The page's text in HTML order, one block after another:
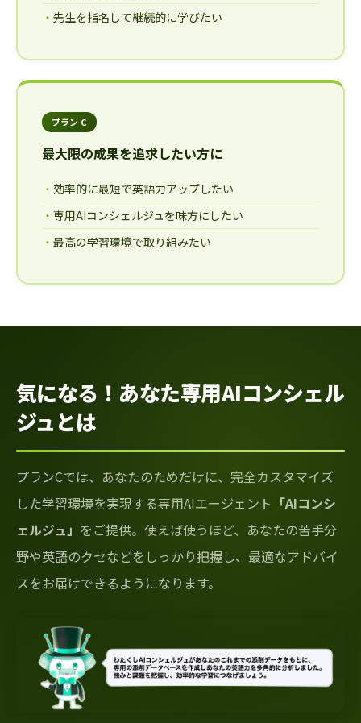
先生を指名して継続的に学びたい
プラン C
最大限の成果を追求したい方に
効率的に最短で英語力アップしたい
専用AIコンシェルジュを味方にしたい
最高の学習環境で取り組みたい
気になる！あなた専用AIコンシェル
ジュとは
プランCでは、あなたのためだけに、完全カスタマイズ
した学習環境を実現する専用AIエージェント 「AIコンシ
ェルジュ」 をご提供。使えば使うほど、あなたの苦手分
野や英語のクセなどをしっかり把握し、最適なアドバイ
スをお届けできるようになります。